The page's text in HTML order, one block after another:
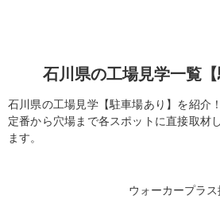
石川県の工場見学一覧【
石川県の工場見学【駐車場あり】を紹介
定番から穴場まで各スポットに直接取材
ます。
ウォーカープラ